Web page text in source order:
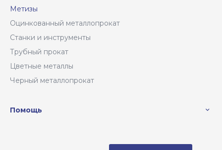
Метизы
Оцинкованный металлопрокат
Станки и инструменты
Трубный прокат
Цветные металлы
Черный металлопрокат
Помощь